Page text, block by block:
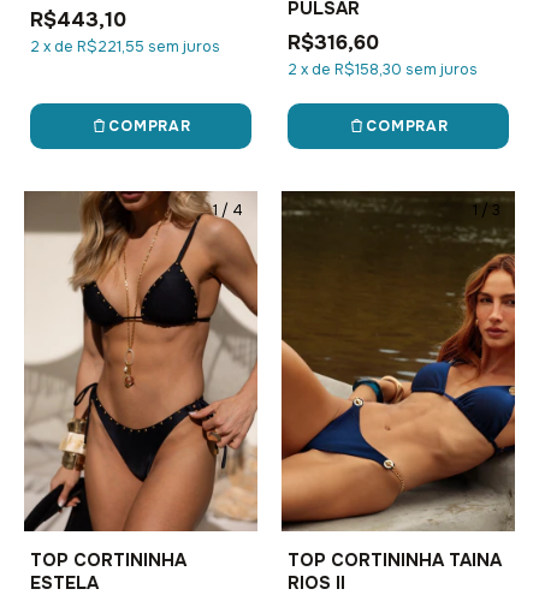
R$443,10
2 xde R$221,55 sem juros
COMPRAR
PULSAR
R$316,60
2 xde R$158,30 sem juros
COMPRAR
1 / 4
TOP CORTININHA
ESTELA
1 / 3
TOP CORTININHA TAINA
RIOS II